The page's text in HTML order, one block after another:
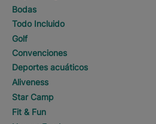
Bodas
Todo Incluido
Golf
Convenciones
Deportes acuáticos
Aliveness
Star Camp
Fit & Fun